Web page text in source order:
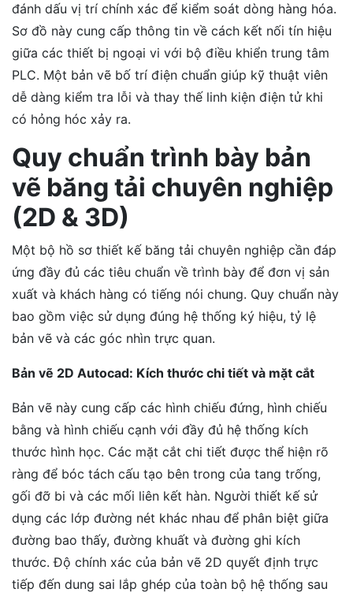
đánh dấu vị trí chính xác để kiểm soát dòng hàng hóa.
Sơ đồ này cung cấp thông tin về cách kết nối tín hiệu
giữa các thiết bị ngoại vi với bộ điều khiển trung tâm
PLC. Một bản vẽ bố trí điện chuẩn giúp kỹ thuật viên
dễ dàng kiểm tra lỗi và thay thế linh kiện điện tử khi
có hỏng hóc xảy ra.
Quy chuẩn trình bày bản
vẽ băng tải chuyên nghiệp
(2D & 3D)
Một bộ hồ sơ thiết kế băng tải chuyên nghiệp cần đáp
ứng đầy đủ các tiêu chuẩn về trình bày để đơn vị sản
xuất và khách hàng có tiếng nói chung. Quy chuẩn này
bao gồm việc sử dụng đúng hệ thống ký hiệu, tỷ lệ
bản vẽ và các góc nhìn trực quan.
Bản vẽ 2D Autocad: Kích thước chi tiết và mặt cắt
Bản vẽ này cung cấp các hình chiếu đứng, hình chiếu
bằng và hình chiếu cạnh với đầy đủ hệ thống kích
thước hình học. Các mặt cắt chi tiết được thể hiện rõ
ràng để bóc tách cấu tạo bên trong của tang trống,
gối đỡ bi và các mối liên kết hàn. Người thiết kế sử
dụng các lớp đường nét khác nhau để phân biệt giữa
đường bao thấy, đường khuất và đường ghi kích
thước. Độ chính xác của bản vẽ 2D quyết định trực
tiếp đến dung sai lắp ghép của toàn bộ hệ thống sau